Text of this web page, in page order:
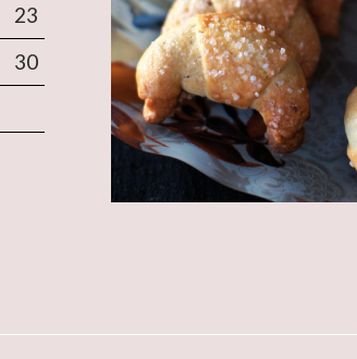
23
30